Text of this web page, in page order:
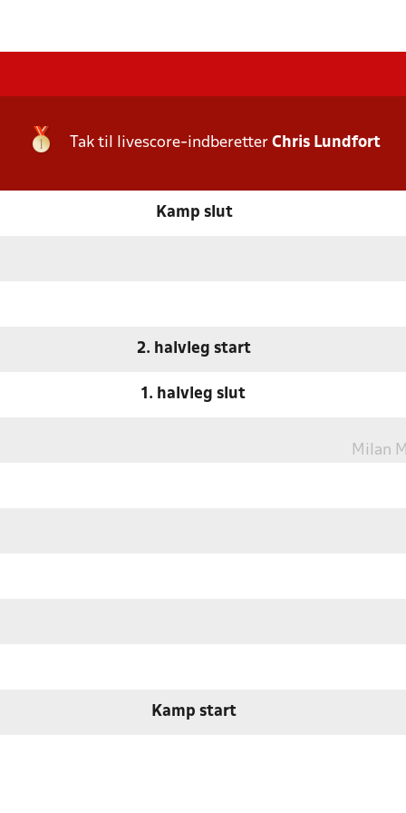
Tak til livescore-indberetter Chris Lundfort
Kamp slut
2. halvleg start
1. halvleg slut
Milan
Kamp start